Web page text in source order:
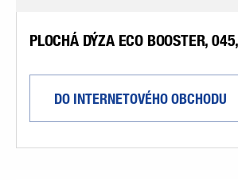
PLOCHÁ DÝZA ECO BOOSTER,
DO INTERNETOVÉHO OBCHODU